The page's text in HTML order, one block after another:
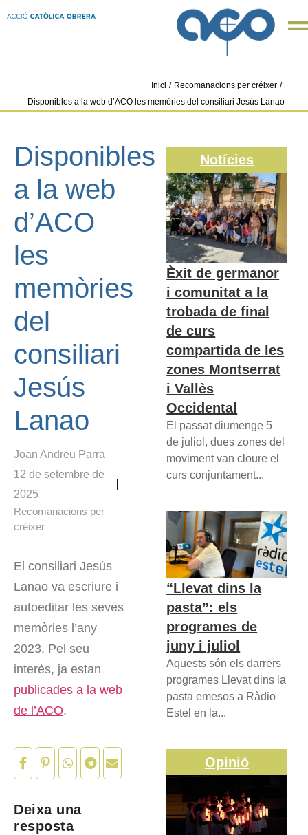
Inici / Recomanacions per créixer /
Disponibles a la web d’ACO les memòries del consiliari Jesús Lanao
Disponibles
a la web
d’ACO
les
memòries
del
consiliari
Jesús
Lanao
Joan Andreu Parra
12 de setembre de
2025
Recomanacions per
créixer
El consiliari Jesús
Lanao va escriure i
autoeditar les seves
memòries l’any
2023. Pel seu
interès, ja estan
publicades a la web
de l’ACO.
Deixa una
resposta
Notícies
Èxit de germanor
i comunitat a la
trobada de final
de curs
compartida de les
zones Montserrat
i Vallès
Occidental
El passat diumenge 5
de juliol, dues zones del
moviment van cloure el
curs conjuntament...
“Llevat dins la
pasta”: els
programes de
juny i juliol
Aquests són els darrers
programes Llevat dins la
pasta emesos a Ràdio
Estel en la...
Opinió